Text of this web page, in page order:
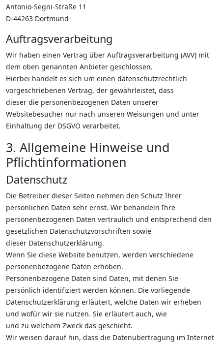
Antonio-Segni-Straße 11
D-44263 Dortmund
Auftragsverarbeitung
Wir haben einen Vertrag über Auftragsverarbeitung (AVV) mit
dem oben genannten Anbieter geschlossen.
Hierbei handelt es sich um einen datenschutzrechtlich
vorgeschriebenen Vertrag, der gewährleistet, dass
dieser die personenbezogenen Daten unserer
Websitebesucher nur nach unseren Weisungen und unter
Einhaltung der DSGVO verarbeitet.
3. Allgemeine Hinweise und
Pflichtinformationen
Datenschutz
Die Betreiber dieser Seiten nehmen den Schutz Ihrer
persönlichen Daten sehr ernst. Wir behandeln Ihre
personenbezogenen Daten vertraulich und entsprechend den
gesetzlichen Datenschutzvorschriften sowie
dieser Datenschutzerklärung.
Wenn Sie diese Website benutzen, werden verschiedene
personenbezogene Daten erhoben.
Personenbezogene Daten sind Daten, mit denen Sie
persönlich identifiziert werden können. Die vorliegende
Datenschutzerklärung erläutert, welche Daten wir erheben
und wofür wir sie nutzen. Sie erläutert auch, wie
und zu welchem Zweck das geschieht.
Wir weisen darauf hin, dass die Datenübertragung im Internet